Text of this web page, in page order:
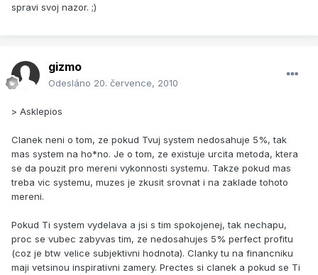
spravi svoj nazor. ;)
gizmo
Odesláno 20. července, 2010
> Asklepios
Clanek neni o tom, ze pokud Tvuj system nedosahuje 5%, tak
mas system na ho*no. Je o tom, ze existuje urcita metoda, ktera
se da pouzit pro mereni vykonnosti systemu. Takze pokud mas
treba vic systemu, muzes je zkusit srovnat i na zaklade tohoto
mereni.
Pokud Ti system vydelava a jsi s tim spokojenej, tak nechapu,
proc se vubec zabyvas tim, ze nedosahujes 5% perfect profitu
(coz je btw velice subjektivni hodnota). Clanky tu na financniku
maji vetsinou inspirativni zamery. Prectes si clanek a pokud se Ti